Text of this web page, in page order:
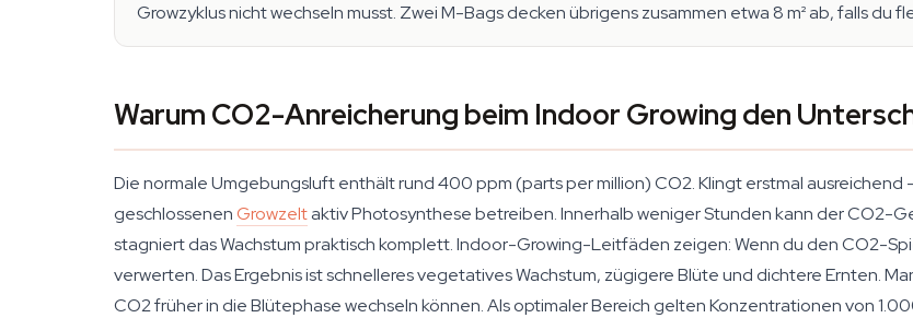
Growzyklus nicht wechseln musst. Zwei M-Bags decken übrigens zusammen etwa 8 m² ab, falls du
Warum CO2-Anreicherung beim Indoor Growing den
Die normale Umgebungsluft enthält rund 400 ppm (parts per million) CO2. Klingt erstmal
geschlossenenGrowzeltaktiv Photosynthese betreiben. Innerhalb weniger Stunden kann der CO2-
stagniert das Wachstum praktisch komplett. Indoor-Growing-Leitfäden zeigen: Wenn du den CO2-
verwerten. Das Ergebnis ist schnelleres vegetatives Wachstum, zügigere Blüte und dichtere Ernten.
CO2 früher in die Blütephase wechseln können. Als optimaler Bereich gelten Konzentrationen von